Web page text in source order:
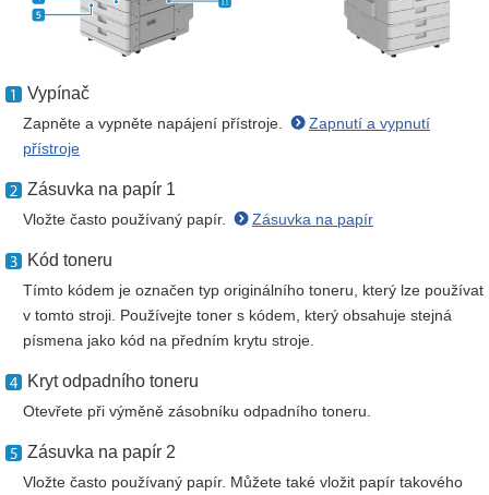
Vypínač
Zapněte a vypněte napájení přístroje.
Zapnutí a vypnutí
přístroje
Zásuvka na papír 1
Vložte často používaný papír. Zásuvka na papír
Kód toneru
Tímto kódem je označen typ originálního toneru, který lze používat
v tomto stroji. Používejte toner s kódem, který obsahuje stejná
písmena jako kód na předním krytu stroje.
Kryt odpadního toneru
Otevřete při výměně zásobníku odpadního toneru.
Zásuvka na papír 2
Vložte často používaný papír. Můžete také vložit papír takového